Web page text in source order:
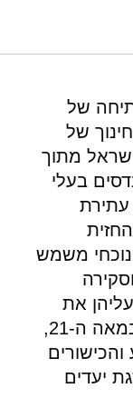
של
של
מתוך
בעלי
עתירת
משמש
את
הדעת במסגרת חינוך מהנדסים במאה ה-21,
יעדים